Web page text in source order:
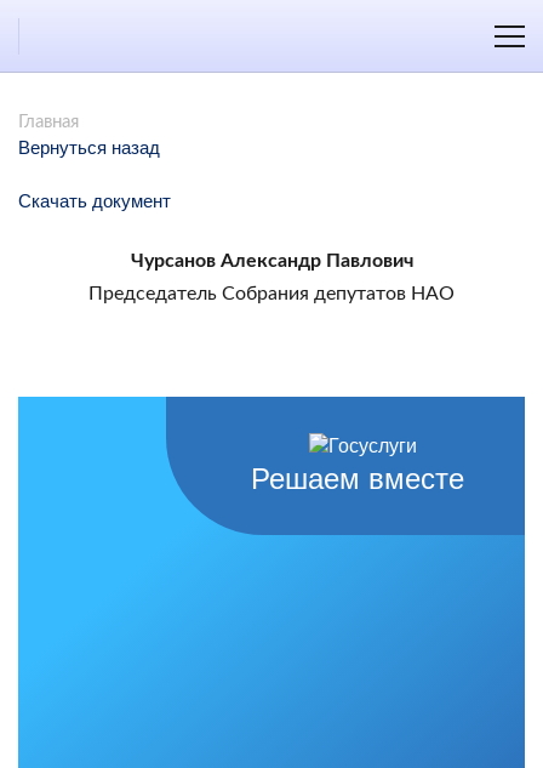
Главная
Вернуться назад
Скачать документ
Чурсанов Александр Павлович
Председатель Собрания депутатов НАО
Решаем вместе